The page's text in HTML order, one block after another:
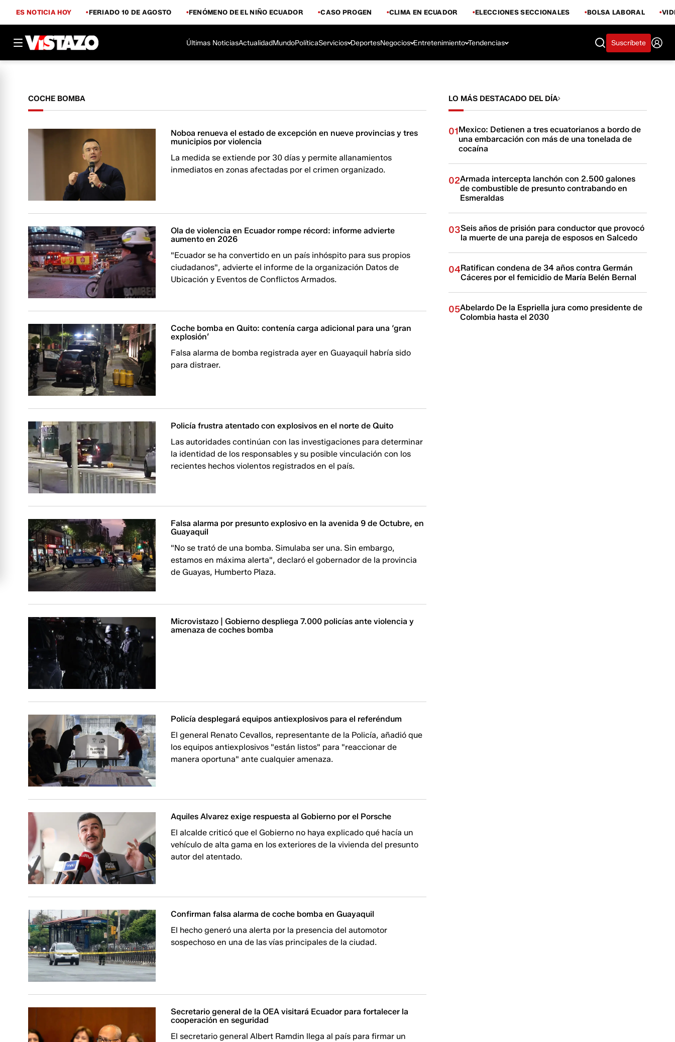
ES NOTICIA HOY FERIADO 10 DE AGOSTO FENÓMENO DE EL NIÑO ECUADOR CASO PROGEN CLIMA EN ECUADOR ELECCIONES SECCIONALES BOLSA LABORAL
Últimas NoticiasActualidadMundoPolíticaServicios DeportesNegocios Entretenimiento Tendencias Suscríbete
COCHE BOMBA
Noboa renueva el estado de excepción en nueve provincias y tres
municipios por violencia
La medida se extiende por 30 días y permite allanamientos
inmediatos en zonas afectadas por el crimen organizado.
Ola de violencia en Ecuador rompe récord: informe advierte
aumento en 2026
"Ecuador se ha convertido en un país inhóspito para sus propios
ciudadanos", advierte el informe de la organización Datos de
Ubicación y Eventos de Conflictos Armados.
Coche bomba en Quito: contenía carga adicional para una ‘gran
explosión’
Falsa alarma de bomba registrada ayer en Guayaquil habría sido
para distraer.
Policía frustra atentado con explosivos en el norte de Quito
Las autoridades continúan con las investigaciones para determinar
la identidad de los responsables y su posible vinculación con los
recientes hechos violentos registrados en el país.
Falsa alarma por presunto explosivo en la avenida 9 de Octubre, en
Guayaquil
"No se trató de una bomba. Simulaba ser una. Sin embargo,
estamos en máxima alerta", declaró el gobernador de la provincia
de Guayas, Humberto Plaza.
Microvistazo | Gobierno despliega 7.000 policías ante violencia y
amenaza de coches bomba
Policía desplegará equipos antiexplosivos para el referéndum
El general Renato Cevallos, representante de la Policía, añadió que
los equipos antiexplosivos "están listos" para "reaccionar de
manera oportuna" ante cualquier amenaza.
Aquiles Alvarez exige respuesta al Gobierno por el Porsche
El alcalde criticó que el Gobierno no haya explicado qué hacía un
vehículo de alta gama en los exteriores de la vivienda del presunto
autor del atentado.
Confirman falsa alarma de coche bomba en Guayaquil
El hecho generó una alerta por la presencia del automotor
sospechoso en una de las vías principales de la ciudad.
Secretario general de la OEA visitará Ecuador para fortalecer la
cooperación en seguridad
El secretario general Albert Ramdin llega al país para firmar un
LO MÁS DESTACADO DEL DÍA
01Mexico: Detienen a tres ecuatorianos a bordo de
una embarcación con más de una tonelada de
cocaína
02Armada intercepta lanchón con 2.500 galones
de combustible de presunto contrabando en
Esmeraldas
03Seis años de prisión para conductor que provocó
la muerte de una pareja de esposos en Salcedo
04Ratifican condena de 34 años contra Germán
Cáceres por el femicidio de María Belén Bernal
05Abelardo De la Espriella jura como presidente de
Colombia hasta el 2030